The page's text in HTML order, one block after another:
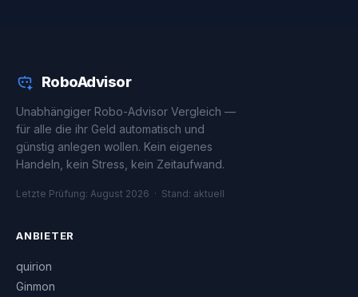
RoboAdvisor
Unabhängiger Robo-Advisor Vergleich —
für alle die ihr Geld automatisch und
günstig anlegen wollen. Kein eigenes
Handeln, kein Stress, kein Zeitaufwand.
Letzte Prüfung: August 2026 · Stand: aktuell
ANBIETER
quirion
Ginmon